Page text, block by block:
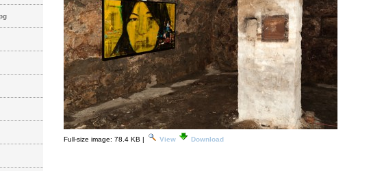
Full-size image: 78.4 KB | View Download